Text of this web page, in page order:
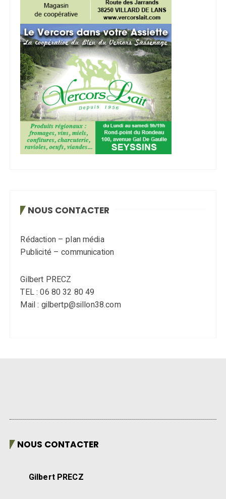
NOUS CONTACTER
Rédaction – plan média
Publicité – communication
Gilbert PRECZ
TEL : 06 80 32 80 49
Mail : gilbertp@sillon38.com
NOUS CONTACTER
Gilbert PRECZ